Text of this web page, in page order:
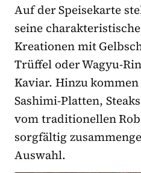
Auf der Speisekarte
seine
Kreationen mit
Trüffel oder Wagyu-
Kaviar. Hinzu
Sashimi-Platten,
vom traditionellen
sorgfältig
Auswahl.